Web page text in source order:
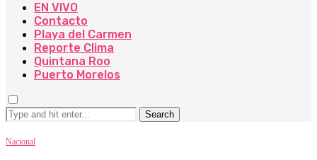
EN VIVO
Contacto
Playa del Carmen
Reporte Clima
Quintana Roo
Puerto Morelos
Search
Nacional